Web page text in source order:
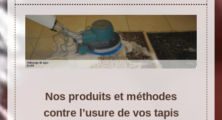
Nos produits et méthodes
contre l’usure de vos tapis